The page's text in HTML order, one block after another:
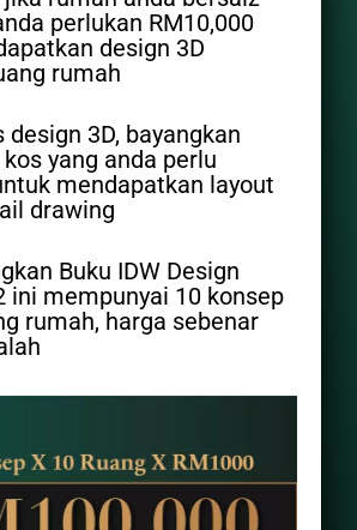
perlukan RM10,000
design 3D
rumah
design 3D, bayangkan
yang anda perlu
mendapatkan layout
drawing
Buku IDW Design
ini mempunyai 10 konsep
rumah, harga sebenar